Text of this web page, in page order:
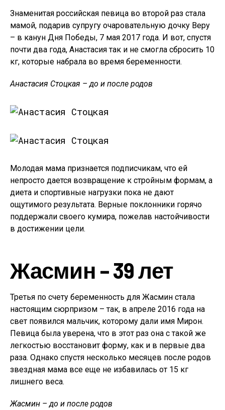
Знаменитая российская певица во второй раз стала
мамой, подарив супругу очаровательную дочку Веру
– в канун Дня Победы, 7 мая 2017 года. И вот, спустя
почти два года, Анастасия так и не смогла сбросить 10
кг, которые набрала во время беременности.
Анастасия Стоцкая – до и после родов
Молодая мама признается подписчикам, что ей
непросто дается возвращение к стройным формам, а
диета и спортивные нагрузки пока не дают
ощутимого результата. Верные поклонники горячо
поддержали своего кумира, пожелав настойчивости
в достижении цели.
Жасмин – 39 лет
Третья по счету беременность для Жасмин стала
настоящим сюрпризом – так, в апреле 2016 года на
свет появился мальчик, которому дали имя Мирон.
Певица была уверена, что в этот раз она с такой же
легкостью восстановит форму, как и в первые два
раза. Однако спустя несколько месяцев после родов
звездная мама все еще не избавилась от 15 кг
лишнего веса.
Жасмин – до и после родов